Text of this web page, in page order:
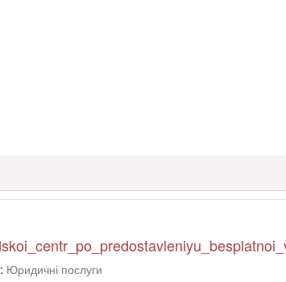
Юридичні послуги